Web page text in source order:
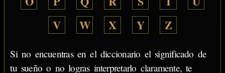
V
W X Y Z
Si no encuentras en el diccionario el significado de
tu sueño o no logras interpretarlo claramente, te